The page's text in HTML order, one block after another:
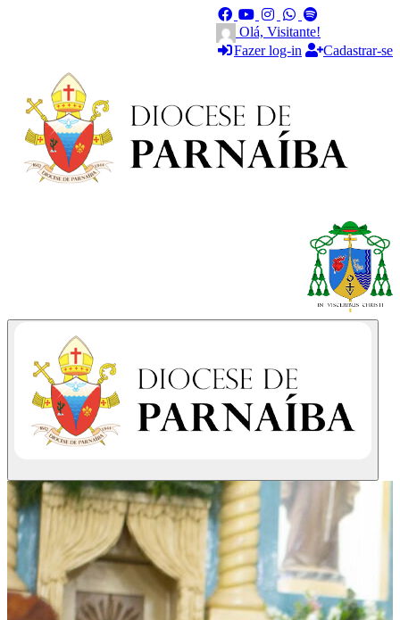
Olá, Visitante!
Fazer log-in
Cadastrar-se